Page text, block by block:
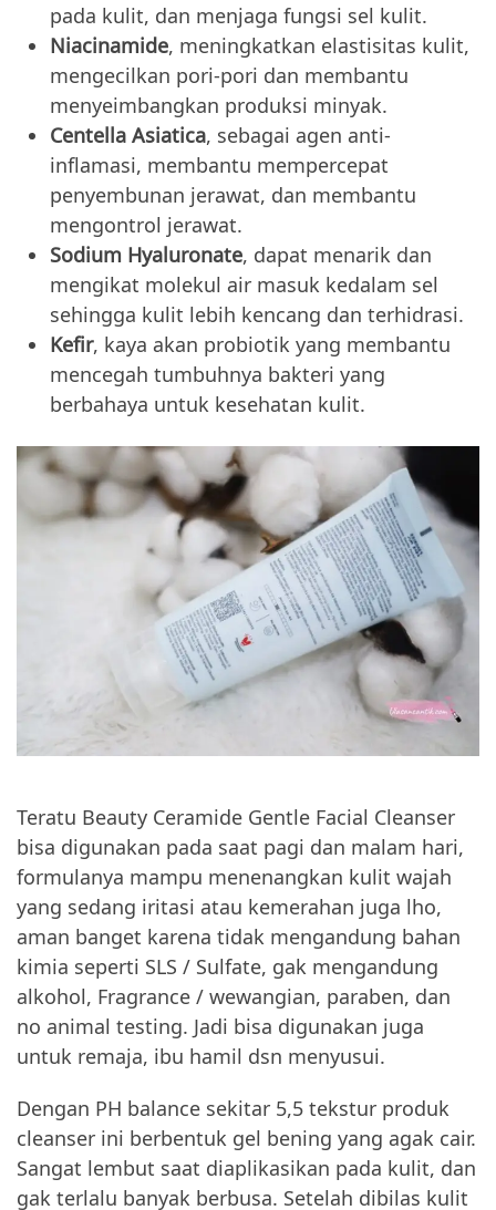
pada kulit, dan menjaga fungsi sel kulit.
Niacinamide, meningkatkan elastisitas kulit,
mengecilkan pori-pori dan membantu
menyeimbangkan produksi minyak.
Centella Asiatica, sebagai agen anti-
inflamasi, membantu mempercepat
penyembunan jerawat, dan membantu
mengontrol jerawat.
Sodium Hyaluronate, dapat menarik dan
mengikat molekul air masuk kedalam sel
sehingga kulit lebih kencang dan terhidrasi.
Kefir, kaya akan probiotik yang membantu
mencegah tumbuhnya bakteri yang
berbahaya untuk kesehatan kulit.
Teratu Beauty Ceramide Gentle Facial Cleanser
bisa digunakan pada saat pagi dan malam hari,
formulanya mampu menenangkan kulit wajah
yang sedang iritasi atau kemerahan juga lho,
aman banget karena tidak mengandung bahan
kimia seperti SLS / Sulfate, gak mengandung
alkohol, Fragrance / wewangian, paraben, dan
no animal testing. Jadi bisa digunakan juga
untuk remaja, ibu hamil dsn menyusui.
Dengan PH balance sekitar 5,5 tekstur produk
cleanser ini berbentuk gel bening yang agak cair.
Sangat lembut saat diaplikasikan pada kulit, dan
gak terlalu banyak berbusa. Setelah dibilas kulit